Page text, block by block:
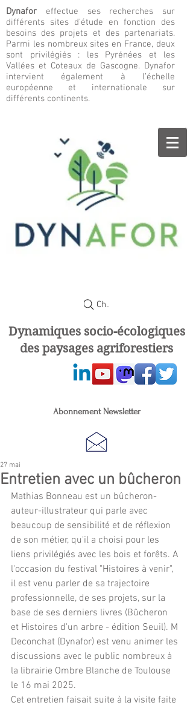
Dynafor effectue ses recherches sur
différents sites d’étude en fonction des
besoins des projets et des partenariats.
Parmi les nombreux sites en France, deux
sont privilégiés : les Pyrénées et les
Vallées et Coteaux de Gascogne. Dynafor
intervient également à l’échelle
européenne et internationale sur
différents continents.
Chercher
Dynamiques socio-écologiques
des paysages agriforestiers
Abonnement Newsletter
Entretien avec un bûcheron
27 mai
Mathias Bonneau est un bûcheron-
auteur-illustrateur qui parle avec
beaucoup de sensibilité et de réflexion
de son métier, qu'il a choisi pour les
liens privilégiés avec les bois et forêts. A
l'occasion du festival "Histoires à venir",
il est venu parler de sa trajectoire
professionnelle, de ses projets, sur la
base de ses derniers livres (Bûcheron
et Histoires d'un arbre - édition Seuil). M
Deconchat (Dynafor) est venu animer les
discussions avec le public nombreux à
la librairie Ombre Blanche de Toulouse
le 16 mai 2025.
Cet entretien faisait suite à la visite faite